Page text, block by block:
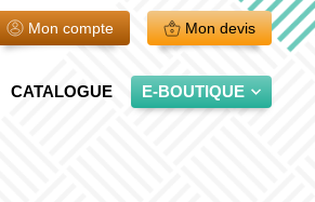
Mon compte Mon devis
CATALOGUE E-BOUTIQUE